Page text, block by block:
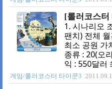
있습니다. 4
좀 기형적인
배설물 허용
음 상황 1번
번은 나무울
3번은 철조
나무 울타리
더비시. 고장
번은 이층 전
7, 8번이 메
동물 우리를
1. 시나리오
팬치) 전체
최소 공원 가
종류 : 20(오
익 : 550달러
타이쿤 동물
놀이기구 이
게임/롤러코스터 타이쿤3